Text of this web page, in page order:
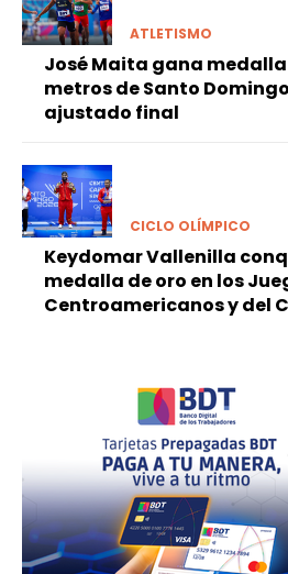
ATLETISMO
José Maita gana
metros de Santo
ajustado final
CICLO OLÍMPICO
Keydomar Vallenilla
medalla de oro en los
Centroamericanos y del